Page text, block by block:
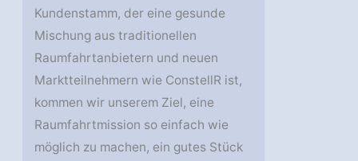
Kundenstamm, der eine gesunde
Mischung aus traditionellen
Raumfahrtanbietern und neuen
Marktteilnehmern wie ConstellR ist,
kommen wir unserem Ziel, eine
Raumfahrtmission so einfach wie
möglich zu machen, ein gutes Stück